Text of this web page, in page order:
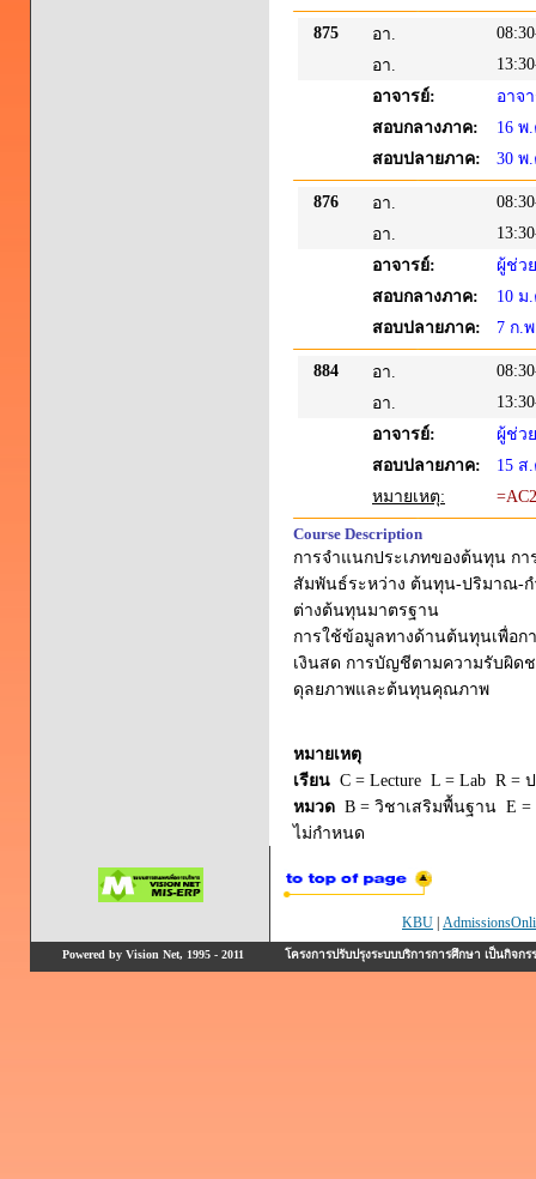
875 อา.
อา.
อาจารย์:
อาจ
สอบกลางภาค:
16 พ
สอบปลายภาค:
30 พ
876 อา.
อา.
อาจารย์:
ผู้ช่ว
สอบกลางภาค:
10 ม
สอบปลายภาค:
7 ก.
884 อา.
อา.
อาจารย์:
ผู้ช่ว
สอบปลายภาค:
15 ส
หมายเหตุ:
Course Description
การจำแนกประเภทของต้นทุน
สัมพันธ์ระหว่าง ต้นทุน-ปริมาณ-ก
ต่างต้นทุนมาตรฐาน
การใช้ข้อมูลทางด้านต้นทุนเพื่อก
เงินสด การบัญชีตามความรับผิด
ดุลยภาพและต้นทุนคุณภาพ
หมายเหตุ
เรียน C = Lecture L = Lab R =
หมวด B = วิชาเสริมพื้นฐาน E
ไม่กำหนด
KBU
Powered by Vision Net, 1995 - 2011 โครงการปรับปรุงระบบบริการการศึกษา เป็นกิ